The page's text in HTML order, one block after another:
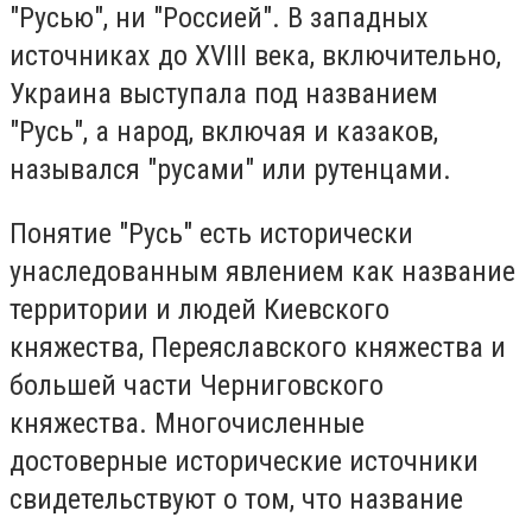
"Русью", ни "Россией". В западных
источниках до XVIII века, включительно,
Украина выступала под названием
"Русь", а народ, включая и казаков,
назывался "русами" или рутенцами.
Понятие "Русь" есть исторически
унаследованным явлением как название
территории и людей Киевского
княжества, Переяславского княжества и
большей части Черниговского
княжества. Многочисленные
достоверные исторические источники
свидетельствуют о том, что название